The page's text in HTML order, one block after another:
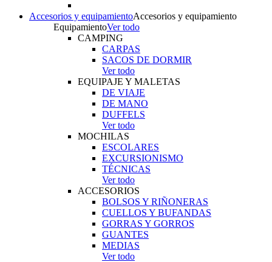
Accesorios y equipamientoAccesorios y equipamiento
EquipamientoVer todo
CAMPING
CARPAS
SACOS DE DORMIR
Ver todo
EQUIPAJE Y MALETAS
DE VIAJE
DE MANO
DUFFELS
Ver todo
MOCHILAS
ESCOLARES
EXCURSIONISMO
TÉCNICAS
Ver todo
ACCESORIOS
BOLSOS Y RIÑONERAS
CUELLOS Y BUFANDAS
GORRAS Y GORROS
GUANTES
MEDIAS
Ver todo